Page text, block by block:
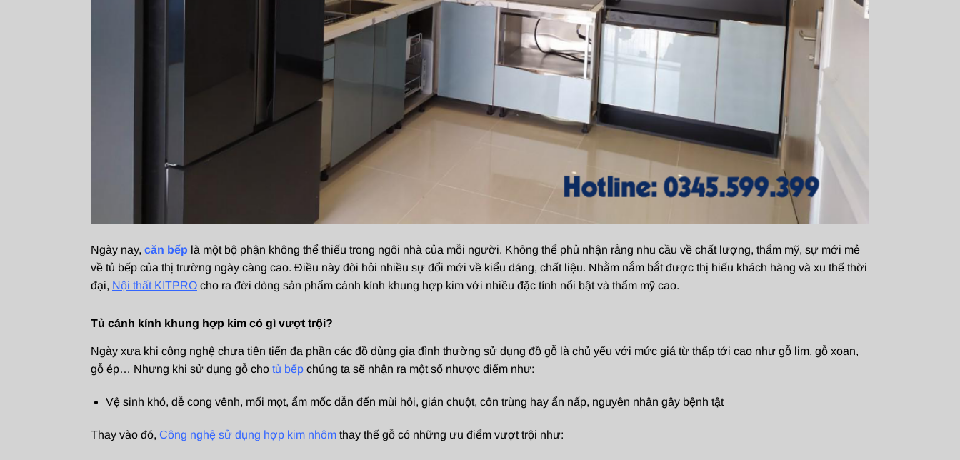
Ngày nay, căn bếp là một bộ phận không thể thiếu trong ngôi nhà của mỗi người. Không thể phủ nhận rằng nhu cầu về chất lượng, thẩm mỹ, sự mới mẻ
về tủ bếp của thị trường ngày càng cao. Điều này đòi hỏi nhiều sự đổi mới về kiểu dáng, chất liệu. Nhằm nắm bắt được thị hiếu khách hàng và xu thế thời
đại, Nội thất KITPRO cho ra đời dòng sản phẩm cánh kính khung hợp kim với nhiều đặc tính nổi bật và thẩm mỹ cao.
Tủ cánh kính khung hợp kim có gì vượt trội?
Ngày xưa khi công nghệ chưa tiên tiến đa phần các đồ dùng gia đình thường sử dụng đồ gỗ là chủ yếu với mức giá từ thấp tới cao như gỗ lim, gỗ xoan,
gỗ ép… Nhưng khi sử dụng gỗ cho tủ bếp chúng ta sẽ nhận ra một số nhược điểm như:
Vệ sinh khó, dễ cong vênh, mối mọt, ẩm mốc dẫn đến mùi hôi, gián chuột, côn trùng hay ẩn nấp, nguyên nhân gây bệnh tật
Thay vào đó, Công nghệ sử dụng hợp kim nhôm thay thế gỗ có những ưu điểm vượt trội như: